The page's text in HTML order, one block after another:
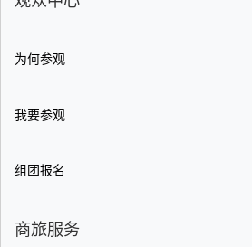
为何参观
我要参观
组团报名
商旅服务